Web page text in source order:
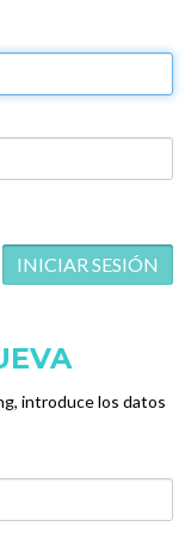
introduce los datos